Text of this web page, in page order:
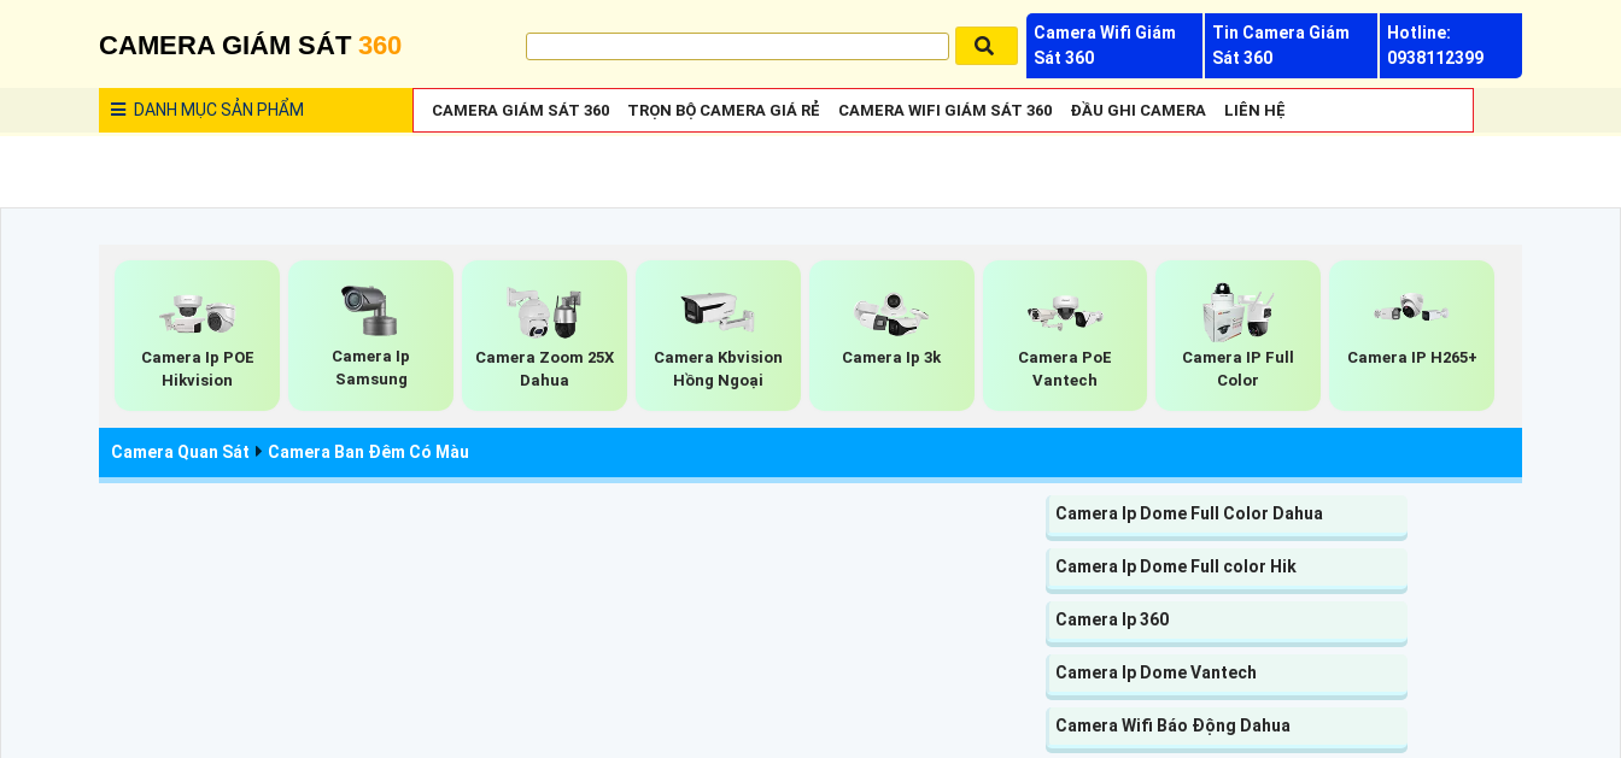
CAMERA GIÁM SÁT 360
Camera Wifi Giám
Sát 360
Tin Camera Giám
Sát 360
Hotline:
0938112399
DANH MỤCSẢN PHẨM CAMERA GIÁM SÁT 360 TRỌN BỘ CAMERA GIÁ RẺ CAMERA WIFI GIÁM SÁT 360 ĐẦU GHI CAMERA LIÊN HỆ
Camera Ip POE
Hikvision
Camera Ip
Samsung
Camera Zoom 25X
Dahua
Camera Kbvision
Hồng Ngoại
Camera Ip 3k
Camera PoE
Vantech
Camera IP Full
Color
Camera IP H265+
Camera Quan Sát Camera Ban Đêm Có Màu
Camera Ip Dome Full Color Dahua
Camera Ip Dome Full color Hik
Camera Ip 360
Camera Ip Dome Vantech
Camera Wifi Báo Động Dahua